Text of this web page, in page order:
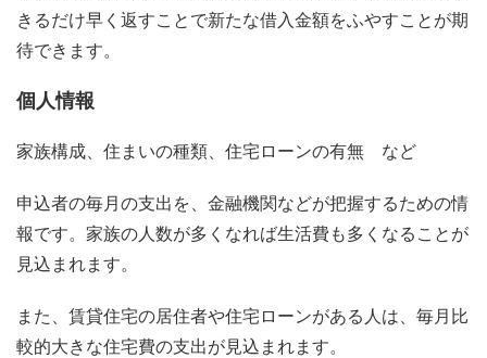
きるだけ早く返すことで新たな借入金額をふやすことが期
待できます。
個人情報
家族構成、住まいの種類、住宅ローンの有無 など
申込者の毎月の支出を、金融機関などが把握するための情
報です。家族の人数が多くなれば生活費も多くなることが
見込まれます。
また、賃貸住宅の居住者や住宅ローンがある人は、毎月比
較的大きな住宅費の支出が見込まれます。